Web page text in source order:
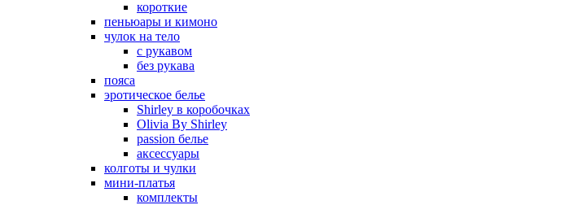
короткие
пеньюары и кимоно
чулок на тело
с рукавом
без рукава
пояса
эротическое белье
Shirley в коробочках
Olivia By Shirley
passion белье
аксессуары
колготы и чулки
мини-платья
комплекты